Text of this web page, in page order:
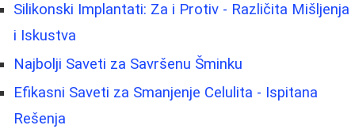
Silikonski Implantati: Za i Protiv - Različita Mišljenja
i Iskustva
Najbolji Saveti za Savršenu Šminku
Efikasni Saveti za Smanjenje Celulita - Ispitana
Rešenja